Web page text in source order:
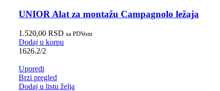
UNIOR Alat za montažu Campagnolo ležaja
1.520,00 RSD sa PDVom
Dodaj u korpu
1626.2/2
Uporedi
Brzi pregled
Dodaj u listu želja